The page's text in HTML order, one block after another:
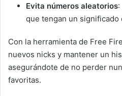
Evita números aleatorios
que tengan un significado
Con la herramienta de Free
nuevos nicks y mantener un
asegurándote de no perder
favoritas.